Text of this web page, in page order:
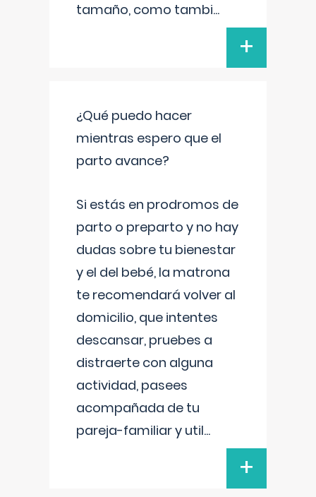
tamaño, como tambi...
+
¿Qué puedo hacer
mientras espero que el
parto avance?
Si estás en prodromos de
parto o preparto y no hay
dudas sobre tu bienestar
y el del bebé, la matrona
te recomendará volver al
domicilio, que intentes
descansar, pruebes a
distraerte con alguna
actividad, pasees
acompañada de tu
pareja-familiar y util...
+